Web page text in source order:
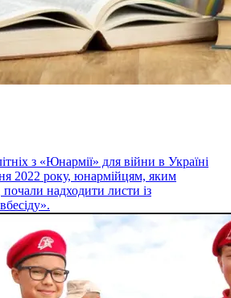
з «Юнармії» для війни в Україні
2022 року, юнармійцям, яким
надходити листи із